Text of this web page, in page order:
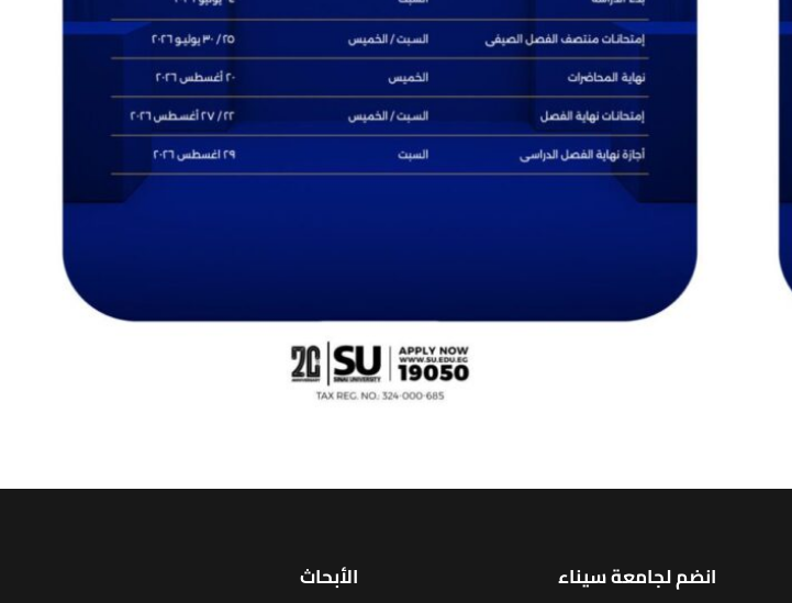
انضم لجامعة سيناء الأبحاث